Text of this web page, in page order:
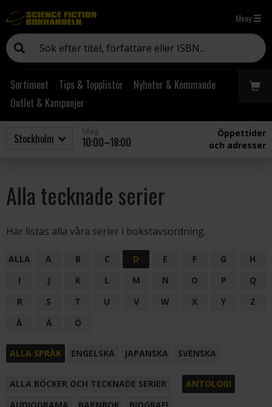
Meny
Sortiment Tips & Topplistor
Nyheter & Kommande
Outlet & Kampanjer
10:00–18:00
Öppettider
och adresser
Alla tecknade serier
Här listas alla våra serier i bokstavsordning.
ALLA A B C D E F G
H
I
J K L M N O P
Q
R
S T U V W X Y
Z
Å
Ä Ö
ALLA SPRÅK ENGELSKA JAPANSKA SVENSKA
ALLA BÖCKER OCH TECKNADE SERIER
ANTOLOGI